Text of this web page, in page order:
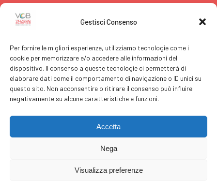
Gestisci Consenso
Per fornire le migliori esperienze, utilizziamo tecnologie come i
cookie per memorizzare e/o accedere alle informazioni del
dispositivo. Il consenso a queste tecnologie ci permetterà di
elaborare dati come il comportamento di navigazione o ID unici su
questo sito. Non acconsentire o ritirare il consenso può influire
negativamente su alcune caratteristiche e funzioni.
Accetta
Nega
Visualizza preferenze
booking@villaggiobardonecchia.it
t +39.0122.980.799
f +39.0122.980.757
C.I.N. IT001022A1C4U8XUUJ
Cookie Policy